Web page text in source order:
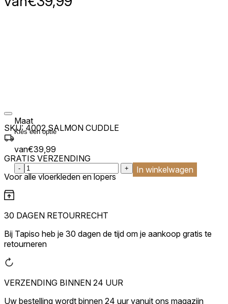
Maat
van€39,99
:product_name quantity
- + In winkelwagen
SKU: 4002 SALMON CUDDLE
GRATIS VERZENDING
Voor alle vloerkleden en lopers
30 DAGEN RETOURRECHT
Bij Tapiso heb je 30 dagen de tijd om je aankoop gratis te
retourneren
VERZENDING BINNEN 24 UUR
Uw bestelling wordt binnen 24 uur vanuit ons magazijn